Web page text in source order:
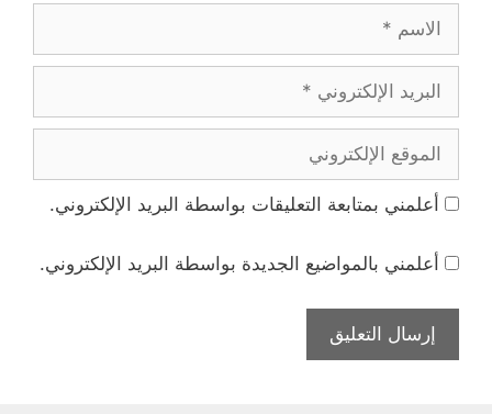
الاسم
البريد
الإلكتروني
الموقع
الإلكتروني
أعلمني بمتابعة التعليقات بواسطة البريد الإلكتروني.
أعلمني بالمواضيع الجديدة بواسطة البريد الإلكتروني.